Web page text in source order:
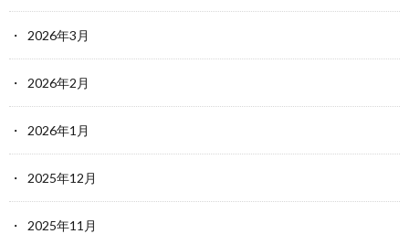
2026年3月
2026年2月
2026年1月
2025年12月
2025年11月